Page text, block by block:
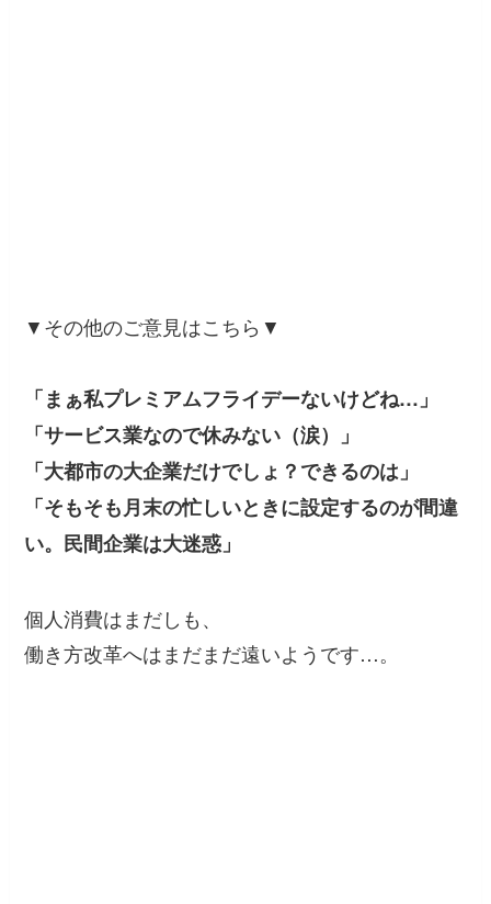
▼その他のご意見はこちら▼
「まぁ私プレミアムフライデーないけどね…」
「サービス業なので休みない（涙）」
「大都市の大企業だけでしょ？できるのは」
「そもそも月末の忙しいときに設定するのが間違
い。民間企業は大迷惑」
個人消費はまだしも、
働き方改革へはまだまだ遠いようです…。